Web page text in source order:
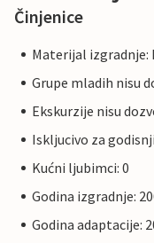
Činjenice
Materijal izgradnje:
Grupe mladih nisu
Ekskurzije nisu
Iskljucivo za
Kućni ljubimci: 0
Godina izgradnje:
Godina adaptacije: